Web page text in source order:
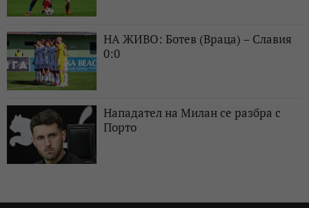
НА ЖИВО: Ботев (Враца) – Славия
0:0
Нападател на Милан се разбра с
Порто